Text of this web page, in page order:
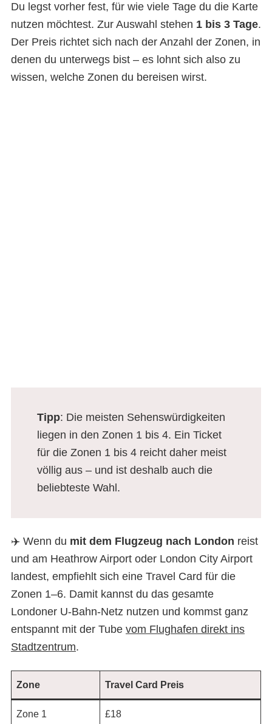
Du legst vorher fest, für wie viele Tage du die Karte
nutzen möchtest. Zur Auswahl stehen 1 bis 3 Tage.
Der Preis richtet sich nach der Anzahl der Zonen, in
denen du unterwegs bist – es lohnt sich also zu
wissen, welche Zonen du bereisen wirst.
Tipp: Die meisten Sehenswürdigkeiten
liegen in den Zonen 1 bis 4. Ein Ticket
für die Zonen 1 bis 4 reicht daher meist
völlig aus – und ist deshalb auch die
beliebteste Wahl.
✈️ Wenn du mit dem Flugzeug nach London reist
und am Heathrow Airport oder London City Airport
landest, empfiehlt sich eine Travel Card für die
Zonen 1–6. Damit kannst du das gesamte
Londoner U-Bahn-Netz nutzen und kommst ganz
entspannt mit der Tube vom Flughafen direkt ins
Stadtzentrum.
Zone Travel Card Preis
Zone 1 £18